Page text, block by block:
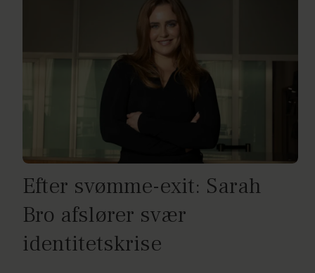
Efter svømme-exit: Sarah
Bro afslører svær
identitetskrise